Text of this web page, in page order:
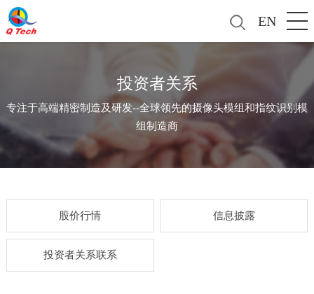
EN
投资者关系
专注于高端精密制造及研发--全球领先的摄像头模组和指纹识别模
组制造商
股价行情 信息披露
投资者关系联系